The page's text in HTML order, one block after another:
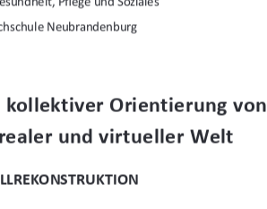
Neubrandenburg
kollektiver Orientierung von
und virtueller Welt